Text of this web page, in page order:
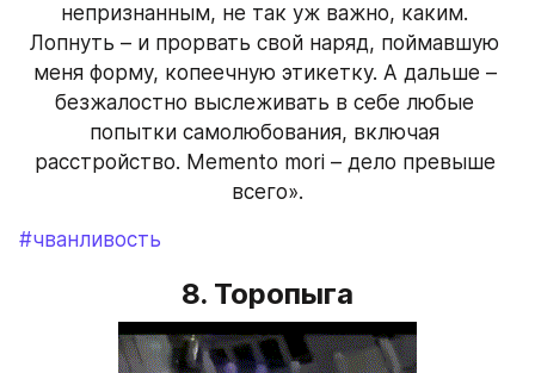
непризнанным, не так уж важно, каким.
Лопнуть – и прорвать свой наряд, поймавшую
меня форму, копеечную этикетку. А дальше –
безжалостно выслеживать в себе любые
попытки самолюбования, включая
расстройство. Memento mori – дело превыше
всего».
#чванливость
8. Торопыга